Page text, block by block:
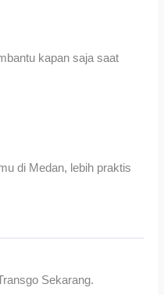
kapan saja saat
di Medan, lebih praktis
Sekarang.